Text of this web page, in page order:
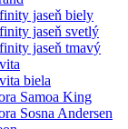
jaseň biely
jaseň svetlý
jaseň tmavý
biela
Samoa King
Sosna Andersen